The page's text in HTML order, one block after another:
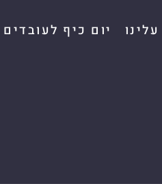
יום כיף לעובדים